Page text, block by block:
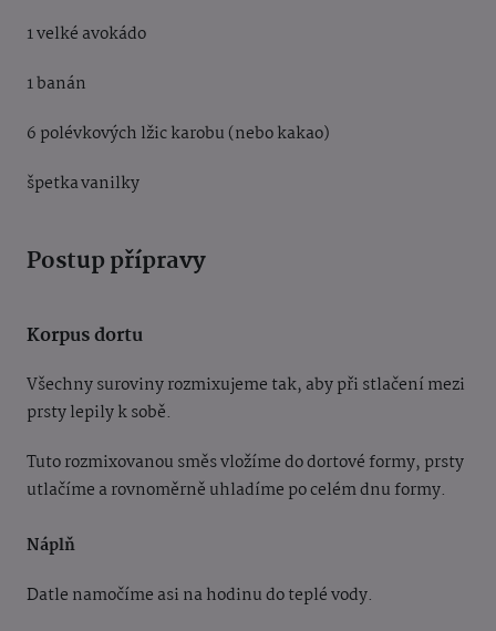
1 velké avokádo
1 banán
6 polévkových lžic karobu (nebo kakao)
špetka vanilky
Postup přípravy
Korpus dortu
Všechny suroviny rozmixujeme tak, aby při stlačení mezi
prsty lepily k sobě.
Tuto rozmixovanou směs vložíme do dortové formy, prsty
utlačíme a rovnoměrně uhladíme po celém dnu formy.
Náplň
Datle namočíme asi na hodinu do teplé vody.